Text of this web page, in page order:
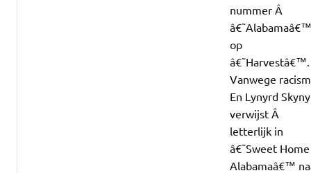
nummer Â
op
â€˜Harvestâ€™.
Vanwege
En Lynyrd
verwijst Â
letterlijk in
â€˜Sweet Home
Alabamaâ€™